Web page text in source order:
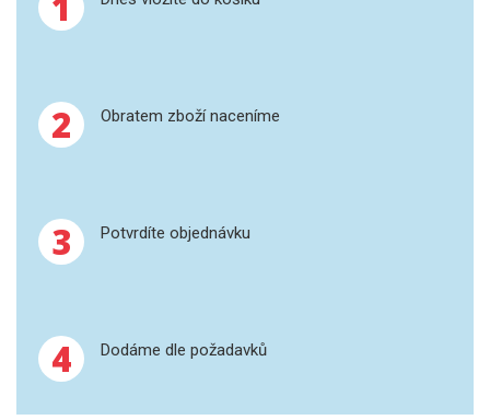
2 Obratem zboží naceníme
3 Potvrdíte objednávku
4 Dodáme dle požadavků